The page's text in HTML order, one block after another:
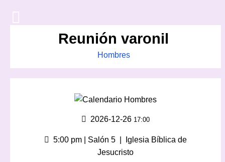
Reunión varonil
Hombres
2026-12-26 17:00
5:00 pm | Salón 5
Iglesia Bíblica de
Jesucristo